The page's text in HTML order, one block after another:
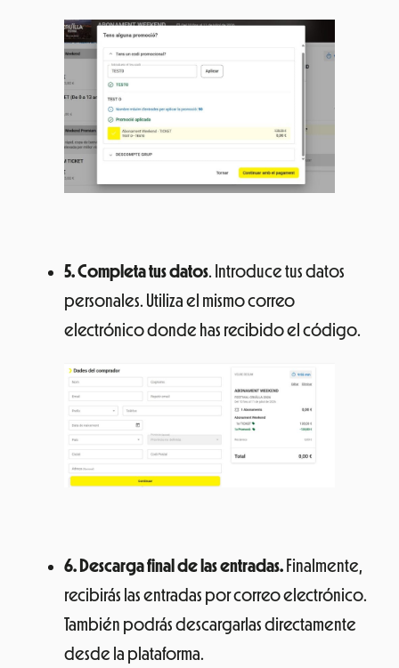
5. Completa tus datos. Introduce tus datos
personales. Utiliza el mismo correo
electrónico donde has recibido el código.
6. Descarga final de las entradas. Finalmente,
recibirás las entradas por correo electrónico.
También podrás descargarlas directamente
desde la plataforma.